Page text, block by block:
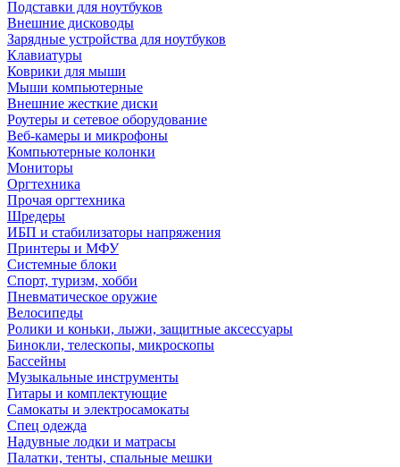
Подставки для ноутбуков
Внешние дисководы
Зарядные устройства для ноутбуков
Клавиатуры
Коврики для мыши
Мыши компьютерные
Внешние жесткие диски
Роутеры и сетевое оборудование
Веб-камеры и микрофоны
Компьютерные колонки
Мониторы
Оргтехника
Прочая оргтехника
Шредеры
ИБП и стабилизаторы напряжения
Принтеры и МФУ
Системные блоки
Спорт, туризм, хобби
Пневматическое оружие
Велосипеды
Ролики и коньки, лыжи, защитные аксессуары
Бинокли, телескопы, микроскопы
Бассейны
Музыкальные инструменты
Гитары и комплектующие
Самокаты и электросамокаты
Спец одежда
Надувные лодки и матрасы
Палатки, тенты, спальные мешки